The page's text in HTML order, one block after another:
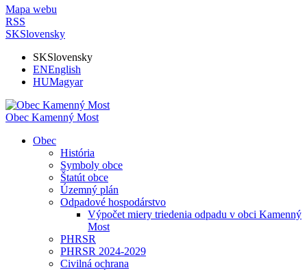
Mapa webu
RSS
SKSlovensky
SKSlovensky
ENEnglish
HUMagyar
Obec Kamenný Most
Obec
História
Symboly obce
Štatút obce
Územný plán
Odpadové hospodárstvo
Výpočet miery triedenia odpadu v obci Kamenný
Most
PHRSR
PHRSR 2024-2029
Civilná ochrana